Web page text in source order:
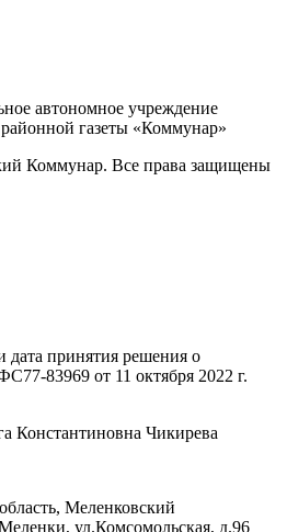
автономное учреждение
газеты «Коммунар»
Коммунар. Все права защищены
принятия решения о
83969 от 11 октября 2022 г.
Константиновна Чикирева
Меленковский
ул.Комсомольская, д.96